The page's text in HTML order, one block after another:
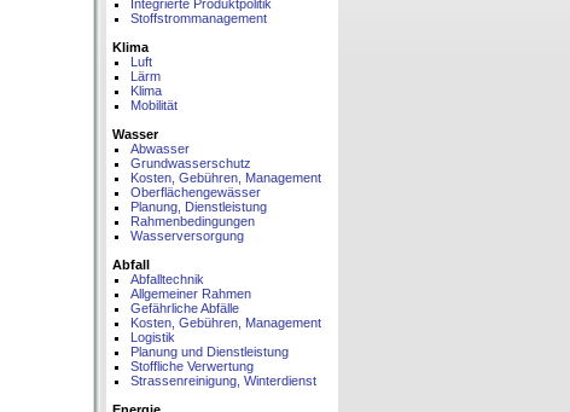
Integrierte Produktpolitik
Stoffstrommanagement
Klima
Luft
Lärm
Klima
Mobilität
Wasser
Abwasser
Grundwasserschutz
Kosten, Gebühren, Management
Oberflächengewässer
Planung, Dienstleistung
Rahmenbedingungen
Wasserversorgung
Abfall
Abfalltechnik
Allgemeiner Rahmen
Gefährliche Abfälle
Kosten, Gebühren, Management
Logistik
Planung und Dienstleistung
Stoffliche Verwertung
Strassenreinigung, Winterdienst